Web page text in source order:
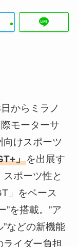
からミラノ
モーターサ
向けスポーツ
」を出展す
ポーツ性と
」をベース
”を搭載。”ア
などの新機能
ライダー負担